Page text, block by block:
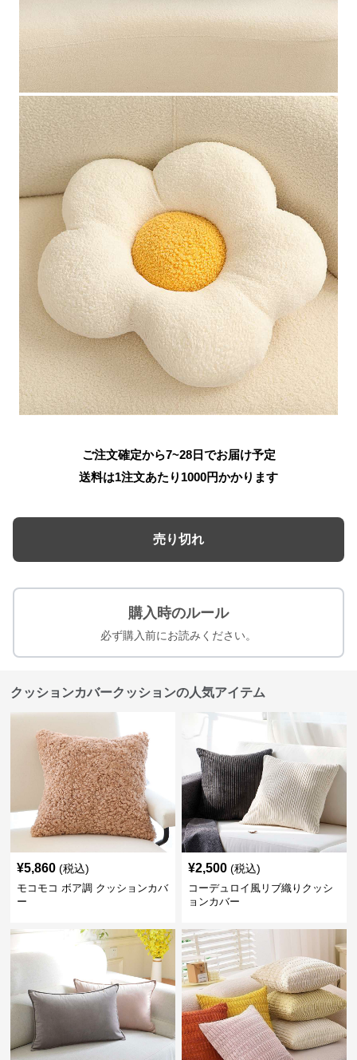
ご注文確定から7~28日でお届け予定
送料は1注文あたり 1000円かかります
売り切れ
購入時のルール
必ず購入前にお読みください。
クッションカバークッションの人気アイテム
¥5,860 (税込)
モコモコ ボア調 クッションカバ
ー
¥2,500 (税込)
コーデュロイ風リブ織りクッシ
ョンカバー